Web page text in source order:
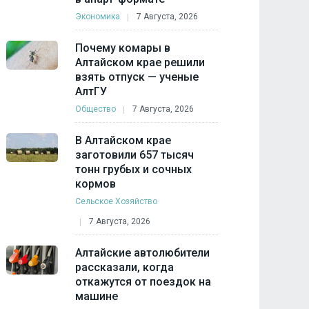
Экономика 7 Августа, 2026
Почему комары в
Алтайском крае решили
взять отпуск — ученые
АлтГУ
Общество 7 Августа, 2026
В Алтайском крае
заготовили 657 тысяч
тонн грубых и сочных
кормов
Сельское Хозяйство
7 Августа, 2026
Алтайские автолюбители
рассказали, когда
откажутся от поездок на
машине